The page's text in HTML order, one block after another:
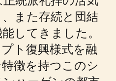
また存続と団結
してきました。
ト復興様式を融
徴を持つこのシ